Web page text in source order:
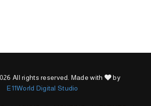
All rights reserved. Made with
by
E11World Digital Studio